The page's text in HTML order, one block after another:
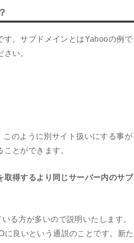
す。サブドメインとはYahooの例で
い。
このように別サイト扱いにする事が
とができます。
取得するより同じサーバー内のサブ
る方が多いので説明いたします。
良いという通説のことです。新た